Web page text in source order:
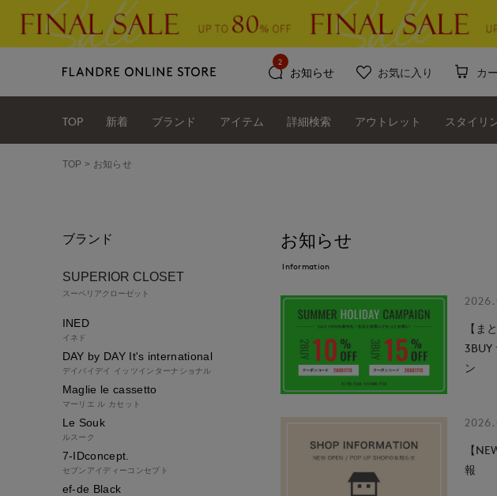
お知らせ
2
お気に入り カ
TOP 新着 ブランド アイテム 詳細検索 アウトレット スタイリ
TOP お知らせ
お知らせ
Information
【ま
3BUY
ン
【
報
ブランド
SUPERIOR CLOSET
スーペリアクローゼット
INED
イネド
DAY by DAY It's international
デイバイデイ イッツインターナショナル
Maglie le cassetto
マーリエ ル カセット
Le Souk
ルスーク
7-IDconcept.
セブンアイディーコンセプト
ef-de Black